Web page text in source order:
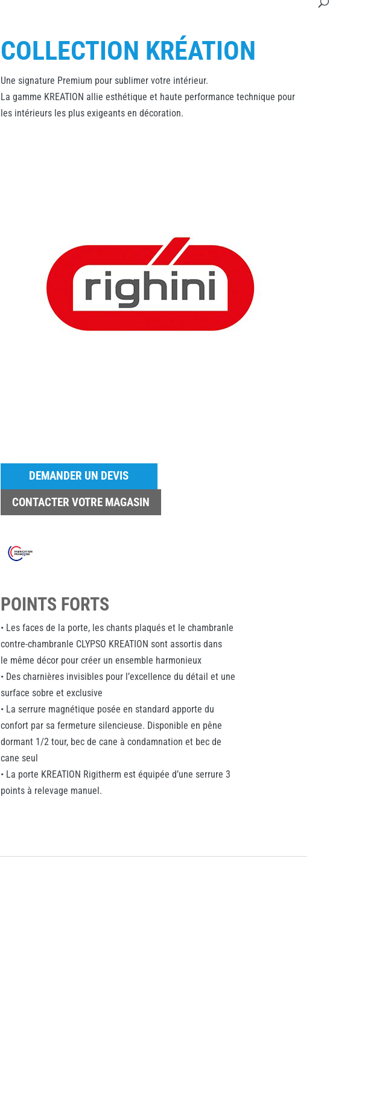
COLLECTION KRÉATION
Une signature Premium pour sublimer votre intérieur.
La gamme KREATION allie esthétique et haute performance technique pour
les intérieurs les plus exigeants en décoration.
DEMANDER UN DEVIS
CONTACTER VOTRE MAGASIN
POINTS FORTS
• Les faces de la porte, les chants plaqués et le chambranle
contre-chambranle CLYPSO KREATION sont assortis dans
le même décor pour créer un ensemble harmonieux
• Des charnières invisibles pour l’excellence du détail et une
surface sobre et exclusive
• La serrure magnétique posée en standard apporte du
confort par sa fermeture silencieuse. Disponible en pêne
dormant 1/2 tour, bec de cane à condamnation et bec de
cane seul
• La porte KREATION Rigitherm est équipée d’une serrure 3
points à relevage manuel.